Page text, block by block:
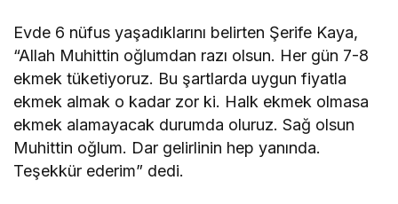
Evde 6 nüfus yaşadıklarını belirten Şerife Kaya,
“Allah Muhittin oğlumdan razı olsun. Her gün 7-8
ekmek tüketiyoruz. Bu şartlarda uygun fiyatla
ekmek almak o kadar zor ki. Halk ekmek olmasa
ekmek alamayacak durumda oluruz. Sağ olsun
Muhittin oğlum. Dar gelirlinin hep yanında.
Teşekkür ederim” dedi.